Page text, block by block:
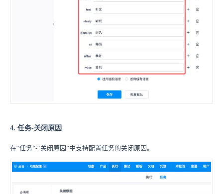
4. 任务-关闭原因
在“任务”-“关闭原因”中支持配置任务的关闭原因。